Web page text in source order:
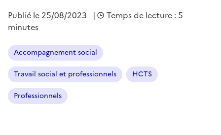
Publié le 25/08/2023 |
Temps de lecture : 5
minutes
Accompagnement social
Travail social et professionnels HCTS
Professionnels